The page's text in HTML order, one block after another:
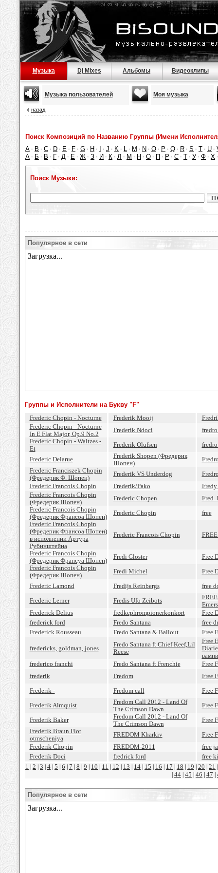
Музыка Dj Mixes Альбомы Видеоклипы
Музыка пользователей Моя музыка
назад
Поиск Композиций по Названию Группы (Имени
A · B · C · D · E · F · G · H · · J · K · L · M · N · O · P · Q · R · S · T · U ·
А · Б · В · Г · Д · Е · Ж · З · И · К · Л · М · Н · О · П · Р · С · Т · У · Ф · Х
Поиск Музыки:
Популярное в сети
Группы и Исполнители на Букву "F"
Frederic Chopin - Nocturne
Frederik Mooij
Frederic Chopin - Nocturne
In E Flat Major, Op.9 No.2
Frederik Ndoci
Frederic Chopin - Waltzes -
Et
Frederik Olufsen
Frederic Delarue
Frederik Shopen (Фредерик
Шопен)
Frederic Franciszek Chopin
(Фредерик Ф. Шопен)
Frederik VS Underdog
Frederic Francois Chopin
Frederik/Pako
Frederic Francois Chopin
(Фредерик Шопен)
Frederiс Chopen
Frederic Francois Chopin
(Фредерик Франсоа Шопен)
Frederiс Chopin
free
Frederic Francois Chopin
(Фредерик Франсоа Шопен)
в исполнении Артура
Рубинштейна
Frederiс Francois Chopin
Frederic Francois Chopin
(Фредерик Франсуа Шопен)
Fredi Gloster
Free
Frederic Francois Chopin
(Фредерик Шопен)
Fredi Michel
Free
Frederic Lamond
Fredijs Reinbergs
free
Frederic Lerner
Fredis Ufo Zeibots
Frederick Delius
fredkephrompionerkonkort
Free
frederick ford
Fredo Santana
free
Frederick Rousseau
Fredo Santana & Ballout Free
fredericks, goldman, jones
Fredo Santana ft Chief Keef,Lil
Reese
Free
frederico franchi
Fredo Santana ft Frenchie
Free
frederik
Fredom
Free
Frederik -
Fredom call
Free
Frederik Almquist
Fredom Call 2012 - Land Of
The Crimson Dawn
Free
Frederik Baker
Fredom Call 2012 - Land Of
The Crimson Dawn
Free
Frederik Braun Flot
otmscheniya
FREDOM Kharkiv
Free
Frederik Chopin
FREDOM-2011
free
Frederik Doci
fredrick ford
free
1 2 3 4 5 6 7 8 9 10 11 12 13 14 15 16 17 18 19 20 21
44 45 46 47
Популярное в сети